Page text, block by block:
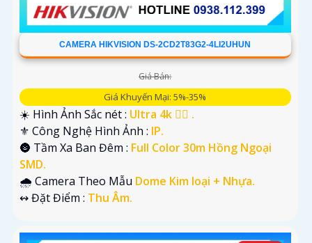
CAMERA HIKVISION DS-2CD2T83G2-4LI2UHUN
Giá Bán:
Giá Khuyến Mại: 5%-35%
☀️ Hình Ảnh Sắc nét : Ultra 4k 👍🏾 .
⚜️ Công Nghệ Hình Ảnh : IP.
🌚 Tầm Xa Ban Đêm : Full Color 30m Hồng Ngoại
SMD.
🌧️ Camera Theo Mẫu Dome Kim loại + Nhựa.
️↭ Đặt Điểm : Thu Âm.